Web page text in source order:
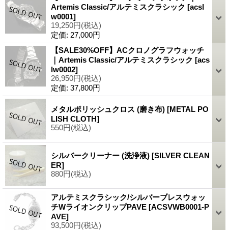
Artemis Classic/アルテミスクラシック [acsl
w0001]
19,250円(税込)
定価: 27,000円
【SALE30%OFF】ACクロノグラフウォッチ
｜Artemis Classic/アルテミスクラシック [acs
lw0002]
26,950円(税込)
定価: 37,800円
メタルポリッシュクロス (磨き布) [METAL PO
LISH CLOTH]
550円(税込)
シルバークリーナー (洗浄液) [SILVER CLEAN
ER]
880円(税込)
アルテミスクラシック/シルバーブレスウォッ
チWライオンクリップPAVE [ACSVWB0001-P
AVE]
93,500円(税込)